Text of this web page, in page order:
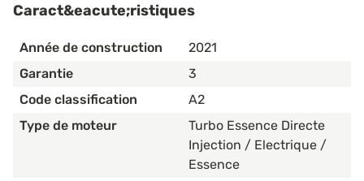
Caract&eacute;ristiques
Année de construction
2021
Garantie
3
Code classification
A2
Type de moteur
Turbo Essence Directe
Injection / Electrique /
Essence